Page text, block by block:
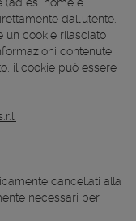
dall'utente.
un cookie rilasciato
contenute
il cookie può essere
cancellati alla
necessari per